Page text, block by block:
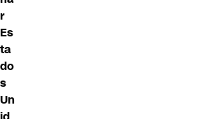
r
Es
ta
do
s
Un